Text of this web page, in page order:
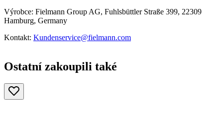
Výrobce: Fielmann Group AG, Fuhlsbüttler Straße 399, 22309
Hamburg, Germany
Kontakt: Kundenservice@fielmann.com
Ostatní zakoupili také